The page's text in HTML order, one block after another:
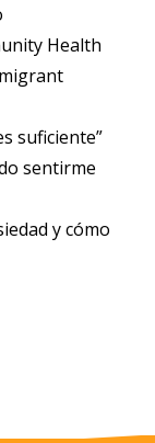
Health
suficiente”
sentirme
y cómo